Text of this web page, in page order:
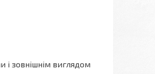
і зовнішнім виглядом